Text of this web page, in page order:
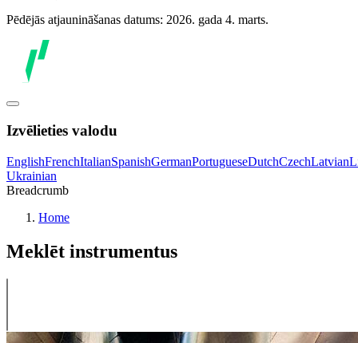
Pēdējās atjaunināšanas datums: 2026. gada 4. marts.
Izvēlieties valodu
EnglishFrenchItalianSpanishGermanPortugueseDutchCzechLatvian
Ukrainian
Breadcrumb
Home
Meklēt instrumentus